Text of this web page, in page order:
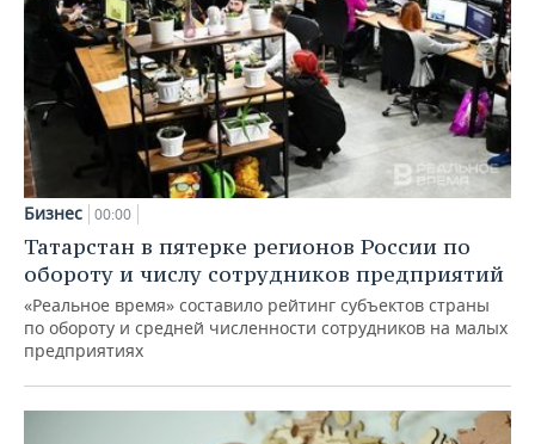
Бизнес 00:00
Татарстан в пятерке регионов России по
обороту и числу сотрудников предприятий
«Реальное время» составило рейтинг субъектов страны
по обороту и средней численности сотрудников на малых
предприятиях